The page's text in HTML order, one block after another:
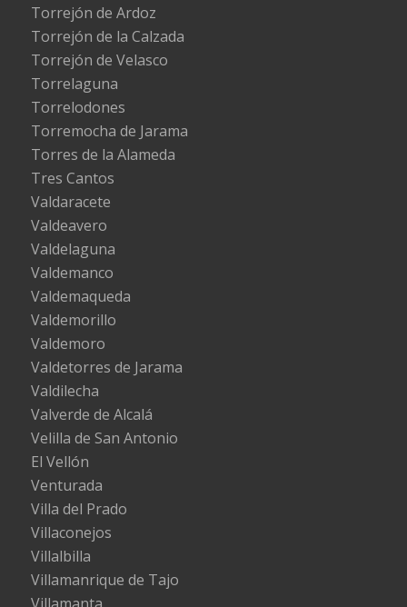
Torrejón de Ardoz
Torrejón de la Calzada
Torrejón de Velasco
Torrelaguna
Torrelodones
Torremocha de Jarama
Torres de la Alameda
Tres Cantos
Valdaracete
Valdeavero
Valdelaguna
Valdemanco
Valdemaqueda
Valdemorillo
Valdemoro
Valdetorres de Jarama
Valdilecha
Valverde de Alcalá
Velilla de San Antonio
El Vellón
Venturada
Villa del Prado
Villaconejos
Villalbilla
Villamanrique de Tajo
Villamanta